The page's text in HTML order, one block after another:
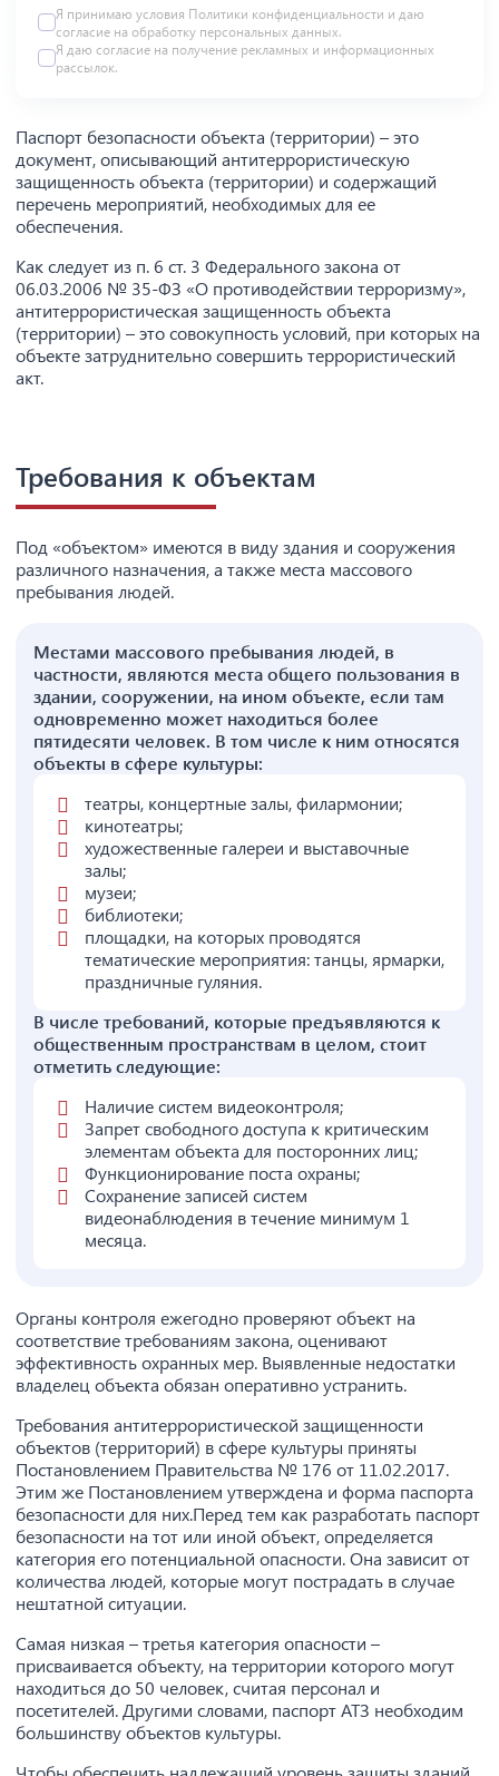
Я принимаю условия Политики конфиденциальности и даю
согласие на обработку персональных данных.
Я даю согласие на получение рекламных и информационных
рассылок.
Паспорт безопасности объекта (территории) – это
документ, описывающий антитеррористическую
защищенность объекта (территории) и содержащий
перечень мероприятий, необходимых для ее
обеспечения.
Как следует из п. 6 ст. 3 Федерального закона от
06.03.2006 № 35-ФЗ «О противодействии терроризму»,
антитеррористическая защищенность объекта
(территории) – это совокупность условий, при которых на
объекте затруднительно совершить террористический
акт.
Требования к объектам
Под «объектом» имеются в виду здания и сооружения
различного назначения, а также места массового
пребывания людей.
Местами массового пребывания людей, в
частности, являются места общего пользования в
здании, сооружении, на ином объекте, если там
одновременно может находиться более
пятидесяти человек. В том числе к ним относятся
объекты в сфере культуры:
театры, концертные залы, филармонии;
кинотеатры;
художественные галереи и выставочные
залы;
музеи;
библиотеки;
площадки, на которых проводятся
тематические мероприятия: танцы, ярмарки,
праздничные гуляния.
В числе требований, которые предъявляются к
общественным пространствам в целом, стоит
отметить следующие:
Наличие систем видеоконтроля;
Запрет свободного доступа к критическим
элементам объекта для посторонних лиц;
Функционирование поста охраны;
Сохранение записей систем
видеонаблюдения в течение минимум 1
месяца.
Органы контроля ежегодно проверяют объект на
соответствие требованиям закона, оценивают
эффективность охранных мер. Выявленные недостатки
владелец объекта обязан оперативно устранить.
Требования антитеррористической защищенности
объектов (территорий) в сфере культуры приняты
Постановлением Правительства № 176 от 11.02.2017.
Этим же Постановлением утверждена и форма паспорта
безопасности для них.Перед тем как разработать паспорт
безопасности на тот или иной объект, определяется
категория его потенциальной опасности. Она зависит от
количества людей, которые могут пострадать в случае
нештатной ситуации.
Самая низкая – третья категория опасности –
присваивается объекту, на территории которого могут
находиться до 50 человек, считая персонал и
посетителей. Другими словами, паспорт АТЗ необходим
большинству объектов культуры.